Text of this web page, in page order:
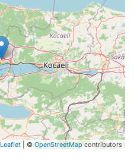
Leaflet| © OpenStreetMap contributors